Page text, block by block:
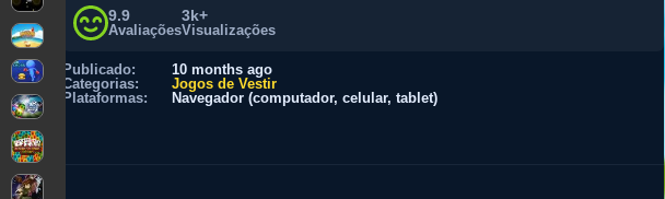
9.9
Avaliações
3k+
Visualizações
Publicado:
10 months ago
Categorias:
Jogos de Vestir
Plataformas:
Navegador (computador, celular, tablet)